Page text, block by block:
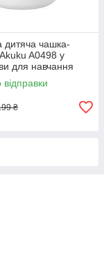
дитяча чашка-
A0498 у
для навчання
питтю
форматі
₴